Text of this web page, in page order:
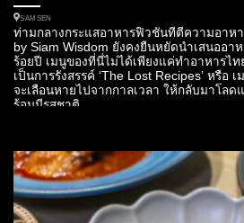
SAMSEN
ท่ามกลางกระแสอาหารฟิวชันที่ตีความอาห
by Siam Wisdom ยังคงยืนหยัดนำเสนออ
ร้อยปี เมนูของที่นี่ไม่ได้เพียงแค่ทำอาหารไ
เป็นการรังสรรค์ ‘The Lost Recipes’ หรือ
จะเลือนหายไปจากกาลเวลา ให้กลับมาโล
ร้อนมีรสชาติ…...